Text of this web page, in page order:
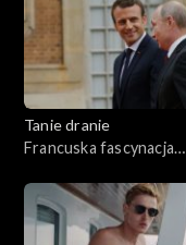
Tanie dranie
Francuska fascynacja